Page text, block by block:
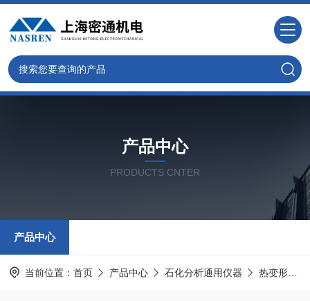
产品中心
PRODUCTS CNTER
产品中心
当前位置： 首页 产品中心 石化分析通用仪器 热变形、维卡软化点温度测定仪